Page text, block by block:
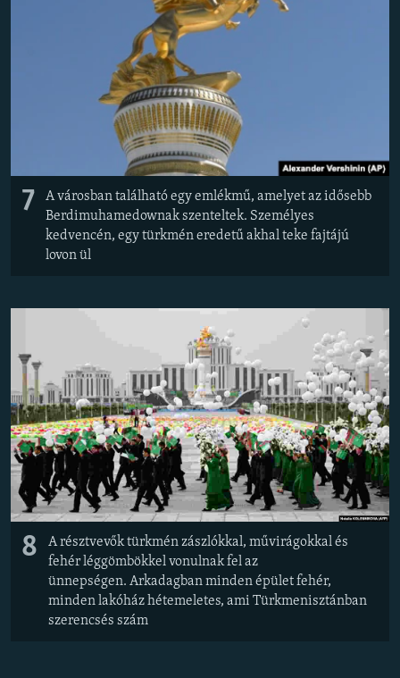
7
A városban található egy emlékmű, amelyet az idősebb
Berdimuhamedownak szenteltek. Személyes
kedvencén, egy türkmén eredetű akhal teke fajtájú
lovon ül
8
A résztvevők türkmén zászlókkal, művirágokkal és
fehér léggömbökkel vonulnak fel az
ünnepségen. Arkadagban minden épület fehér,
minden lakóház hétemeletes, ami Türkmenisztánban
szerencsés szám